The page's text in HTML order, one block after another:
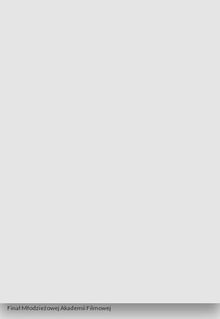
Finał Młodzieżowej Akademii Filmowej